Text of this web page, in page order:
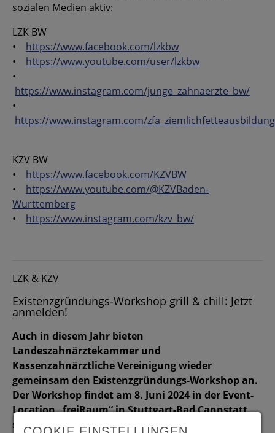
sozialen Medien aktiv:
LZK BW
• https://www.facebook.com/lzkbw
• https://www.youtube.com/user/lzkbw
•
https://www.instagram.com/junge_zahnaerzte_bw/
•
https://www.instagram.com/
KZV BW
• https://www.facebook.com/KZVBW
• https://www.youtube.com/@KZVBaden-
Wurttemberg
• https://www.instagram.com/kzv_bw/
LZK & KZV
Existenzgründungs-Workshop grill & chill: Jetzt
anmelden!
Auch in diesem Jahr bieten
Landeszahnärztekammer und
Kassenzahnärztliche Vereinigung wieder
gemeinsam den Existenzgründungs-Workshop an.
Der Workshop findet am 8. Juni 2024 in der Event-
Location „freiRaum“ in Stuttgart-Bad Cannstatt
statt und richtet sich an Zahnärztinnen und